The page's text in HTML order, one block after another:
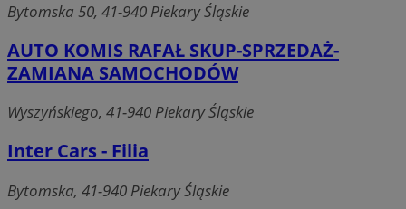
Bytomska 50, 41-940 Piekary Śląskie
AUTO KOMIS RAFAŁ SKUP-SPRZEDAŻ-
ZAMIANA SAMOCHODÓW
Wyszyńskiego, 41-940 Piekary Śląskie
Inter Cars - Filia
Bytomska, 41-940 Piekary Śląskie